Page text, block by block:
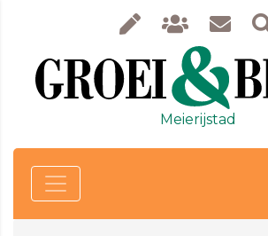
Meierijstad